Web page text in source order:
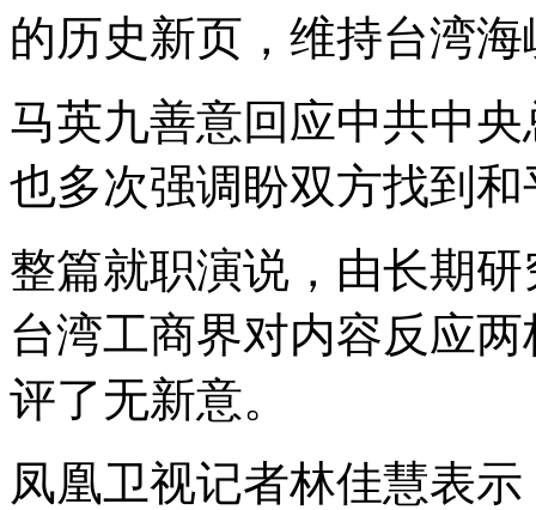
的历史新页，维持台湾
马英九善意回应中共中
也多次强调盼双方找到
整篇就职演说，由长期
台湾工商界对内容反应
评了无新意。
凤凰卫视记者林佳慧表